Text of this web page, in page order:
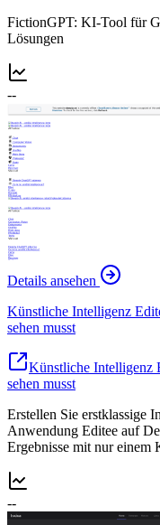
FictionGPT: KI-Tool für
Lösungen
--
Details ansehen
Künstliche Intelligenz
sehen musst
Künstliche Intelligenz
sehen musst
Erstellen Sie erstklassige
Anwendung Editee auf
Ergebnisse mit nur einem
--